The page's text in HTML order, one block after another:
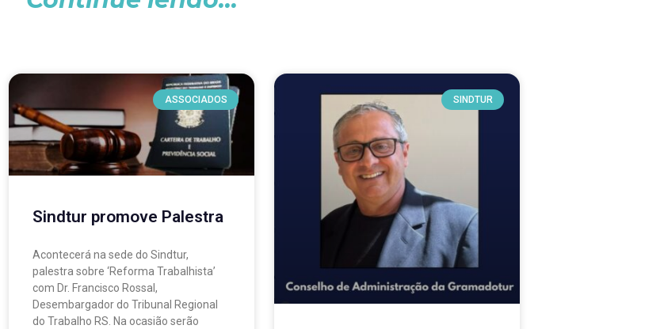
ASSOCIADOS
Sindtur promove Palestra
Acontecerá na sede do Sindtur,
palestra sobre ‘Reforma Trabalhista’
com Dr. Francisco Rossal,
Desembargador do Tribunal Regional
do Trabalho RS. Na ocasião serão
SINDTUR